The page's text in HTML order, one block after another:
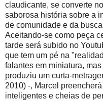
claudicante, se converte
saborosa história sobre a
de comunidade e da
Aceitando-se como peça
tarde será subido no
que tem um pé na
falantes em miniatura,
produziu um curta-
2010) -, Marcel
inteligentes e cheias de